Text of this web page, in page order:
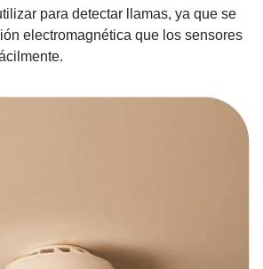
para detectar llamas, ya que se
electromagnética que los sensores